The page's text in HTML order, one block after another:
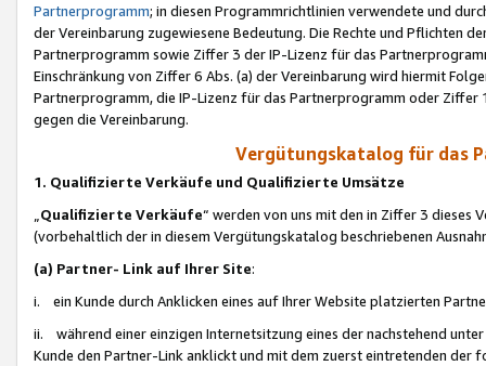
Partnerprogramm; in diesen Programmrichtlinien verwendete und
der Vereinbarung zugewiesene Bedeutung. Die Rechte und Pflichten
Partnerprogramm sowie Ziffer 3 der IP-Lizenz für das
Einschränkung von Ziffer 6 Abs. (a) der Vereinbarung wird hiermit
Partnerprogramm, die IP-Lizenz für das Partnerprogramm oder
gegen die Vereinbarung.
Vergütungskatalog für das
1. Qualifizierte Verkäufe und Qualifizierte Umsätze
Qualifizierte Verkäufe“ werden von uns mit den in Ziffer 3
(vorbehaltlich der in diesem Vergütungskatalog beschriebenen
(a) Partner- Link auf Ihrer Site:
i. ein Kunde durch Anklicken eines auf Ihrer Website platzierten
ii. während einer einzigen Internetsitzung eines der nachstehend
Kunde den Partner-Link anklickt und mit dem zuerst eintretenden der